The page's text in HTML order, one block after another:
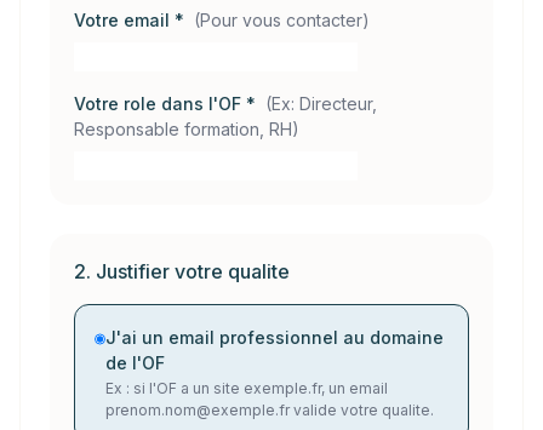
Votre email * (Pour vous contacter)
Votre role dans l'OF * (Ex: Directeur,
Responsable formation, RH)
2. Justifier votre qualite
J'ai un email professionnel au domaine
de l'OF
Ex : si l'OF a un site exemple.fr, un email
prenom.nom@exemple.fr valide votre qualite.